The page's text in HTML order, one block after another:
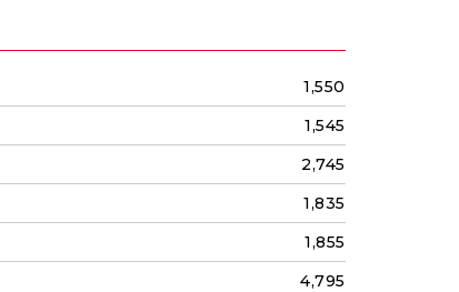
1,550
1,545
2,745
1,835
1,855
4,795